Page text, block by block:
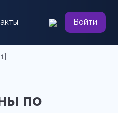
Войти
по